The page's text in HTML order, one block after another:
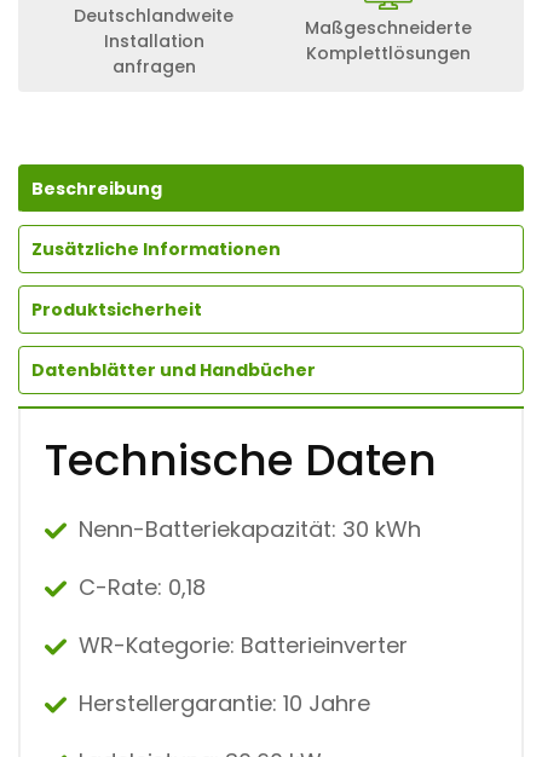
Deutschlandweite
Installation
anfragen
Maßgeschneiderte
Komplettlösungen
Beschreibung
Zusätzliche Informationen
Produktsicherheit
Datenblätter und Handbücher
Technische Daten
Nenn-Batteriekapazität: 30 kWh
C-Rate: 0,18
WR-Kategorie: Batterieinverter
Herstellergarantie: 10 Jahre